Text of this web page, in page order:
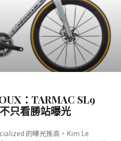
：TARMAC SL9
只看勝站曝光
的曝光推高。Kim Le